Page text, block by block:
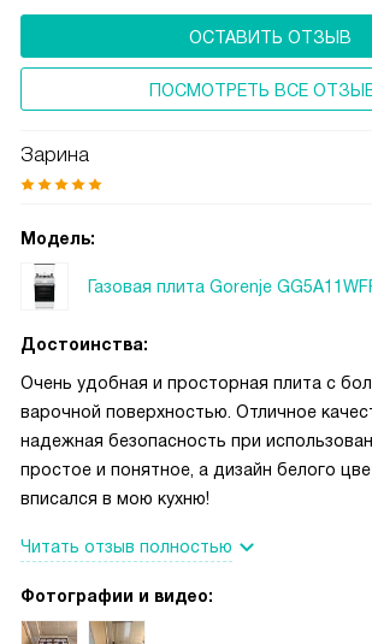
ОСТАВИТЬ ОТЗЫВ
ПОСМОТРЕТЬ ВСЕ
Зарина
Модель:
Газовая плита Gorenje
Достоинства:
Очень удобная и просторная плита с
варочной поверхностью. Отличное
надежная безопасность при
простое и понятное, а дизайн белого
вписался в мою кухню!
Читать отзыв полностью
Фотографии и видео: